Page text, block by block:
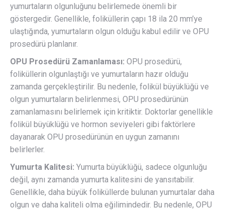
yumurtaların olgunluğunu belirlemede önemli bir
göstergedir. Genellikle, foliküllerin çapı 18 ila 20 mm’ye
ulaştığında, yumurtaların olgun olduğu kabul edilir ve OPU
prosedürü planlanır.
OPU Prosedürü Zamanlaması: OPU prosedürü,
foliküllerin olgunlaştığı ve yumurtaların hazır olduğu
zamanda gerçekleştirilir. Bu nedenle, folikül büyüklüğü ve
olgun yumurtaların belirlenmesi, OPU prosedürünün
zamanlamasını belirlemek için kritiktir. Doktorlar genellikle
folikül büyüklüğü ve hormon seviyeleri gibi faktörlere
dayanarak OPU prosedürünün en uygun zamanını
belirlerler.
Yumurta Kalitesi: Yumurta büyüklüğü, sadece olgunluğu
değil, aynı zamanda yumurta kalitesini de yansıtabilir.
Genellikle, daha büyük foliküllerde bulunan yumurtalar daha
olgun ve daha kaliteli olma eğilimindedir. Bu nedenle, OPU